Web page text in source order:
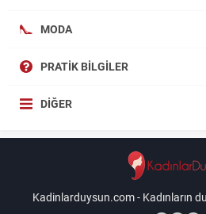
MODA
PRATIK BILGILER
DIĞER
Kadinlarduysun.com - Kadınların